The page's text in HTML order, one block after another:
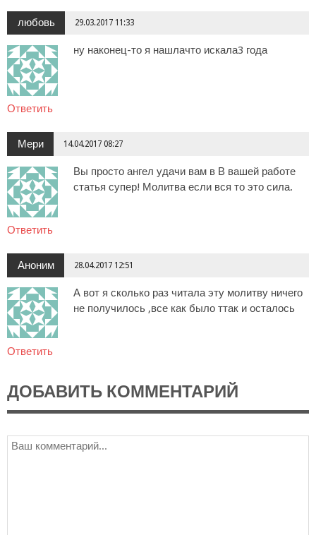
любовь 29.03.2017 11:33
ну наконец-то я нашлачто искала3 года
Ответить
Мери 14.04.2017 08:27
Вы просто ангел удачи вам в В вашей работе
статья супер! Молитва если вся то это сила.
Ответить
Аноним 28.04.2017 12:51
А вот я сколько раз читала эту молитву ничего
не получилось ,все как было ттак и осталось
Ответить
ДОБАВИТЬ КОММЕНТАРИЙ